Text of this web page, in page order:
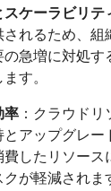
ケーラビリテ
されるため、
急増に対処
す。
率 ：クラウド
とアップグレ
したリソー
が軽減されま